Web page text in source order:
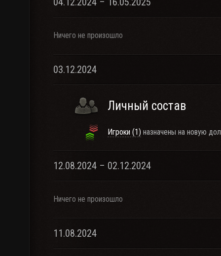
Ничего не произошло
03.12.2024
Личный состав
Игроки (1) назначены на новую
12.08.2024 – 02.12.2024
Ничего не произошло
11.08.2024